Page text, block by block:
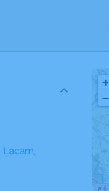
Lacam,
+
−